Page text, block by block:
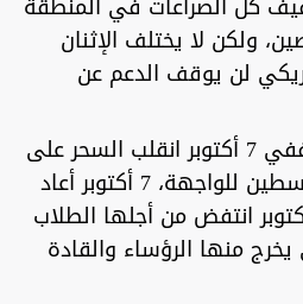
ولكن لا يختلف الإثنان
لن يوقف الدعم عن
وبحسب الدكتور زهوي ففي 7 أكتوبر انقلب السحر على
الساحر، 7 أكتوبر أعاد فلسطين للواجهة، 7 أكتوبر أعاد
العالمي، في 7 أكتوبر انتفض من أجلها الطلاب
منها الرؤساء والقادة